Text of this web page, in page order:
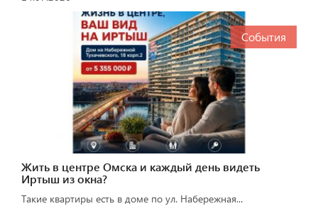
События
Жить в центре Омска и каждый день видеть
Иртыш из окна?
Такие квартиры есть в доме по ул. Набережная...